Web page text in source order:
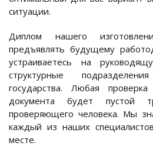
ситуации.
Диплом нашего
предъявлять будущему
устраиваетесь на
структурные
государства. Любая
документа будет пустой
проверяющего человека. Мы
каждый из наших
месте.